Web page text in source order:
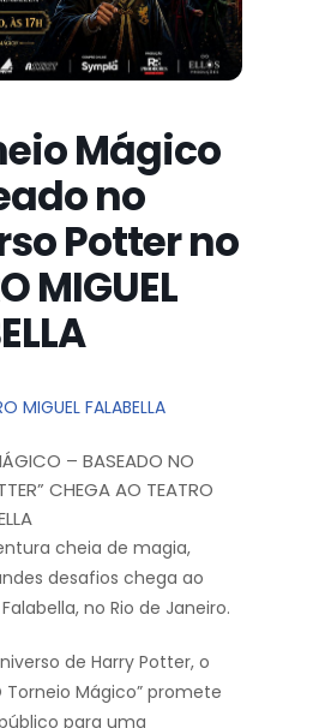
Mágico
no
Potter no
MIGUEL
MIGUEL FALABELLA
– BASEADO NO
CHEGA AO TEATRO
cheia de magia,
desafios chega ao
, no Rio de Janeiro.
de Harry Potter, o
Torneio Mágico” promete
para uma